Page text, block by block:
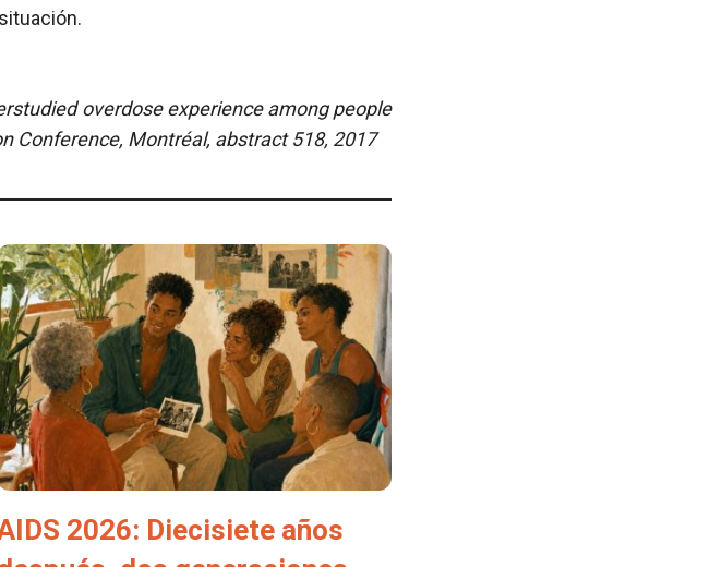
overdose experience among people
Conference, Montréal, abstract 518, 2017
2026: Diecisiete años